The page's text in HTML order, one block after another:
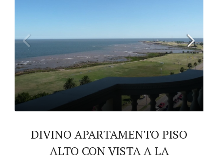
DIVINO APARTAMENTO PISO
ALTO CON VISTA A LA